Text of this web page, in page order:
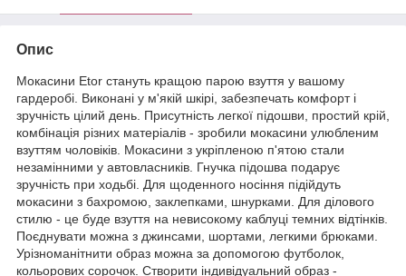
Опис
Мокасини Etor стануть кращою парою взуття у вашому
гардеробі. Виконані у м'якій шкірі, забезпечать комфорт і
зручність цілий день. Присутність легкої підошви, простий крій,
комбінація різних матеріалів - зробили мокасини улюбленим
взуттям чоловіків. Мокасини з укріпленою п'ятою стали
незамінними у автовласників. Гнучка підошва подарує
зручність при ходьбі. Для щоденного носіння підійдуть
мокасини з бахромою, заклепками, шнурками. Для ділового
стилю - це буде взуття на невисокому каблуці темних відтінків.
Поєднувати можна з джинсами, шортами, легкими брюками.
Урізноманітнити образ можна за допомогою футболок,
кольорових сорочок. Створити індивідуальний образ -